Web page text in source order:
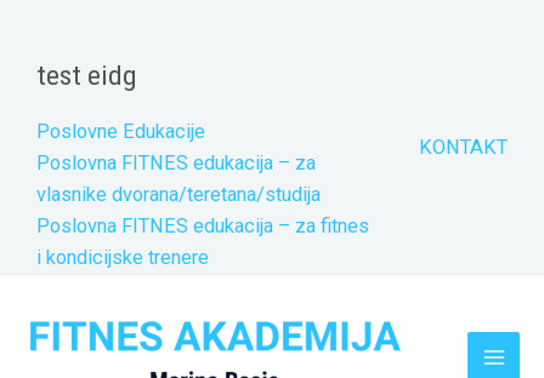
contenttest eidg
Poslovne Edukacije
Poslovna FITNES edukacija – za
vlasnike dvorana/teretana/studija
Poslovna FITNES edukacija – za fitnes
i kondicijske trenere
KONTAKT